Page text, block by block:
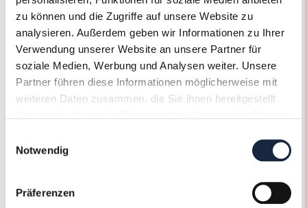
zu können und die Zugriffe auf unsere Website zu
analysieren. Außerdem geben wir Informationen zu Ihrer
Verwendung unserer Website an unsere Partner für
soziale Medien, Werbung und Analysen weiter. Unsere
Partner führen diese Informationen möglicherweise mit
weiteren Daten zusammen, die Sie ihnen bereitgestellt
Notwendig
Präferenzen
Steinfarbe G - Feines Weiss
Steinqualität VS2
Edelsteinfarbe Grün
Artikelnummer